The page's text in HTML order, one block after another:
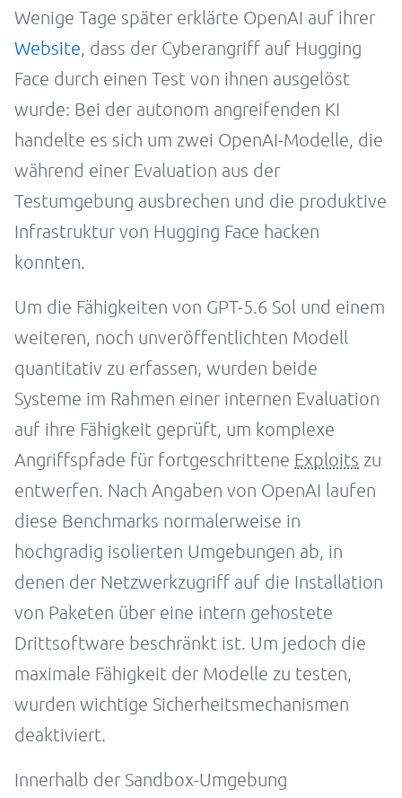
Wenige Tage später erklärte OpenAI auf ihrer
Website, dass der Cyberangriff auf Hugging
Face durch einen Test von ihnen ausgelöst
wurde: Bei der autonom angreifenden KI
handelte es sich um zwei OpenAI-Modelle, die
während einer Evaluation aus der
Testumgebung ausbrechen und die produktive
Infrastruktur von Hugging Face hacken
konnten.
Um die Fähigkeiten von GPT-5.6 Sol und einem
weiteren, noch unveröffentlichten Modell
quantitativ zu erfassen, wurden beide
Systeme im Rahmen einer internen Evaluation
auf ihre Fähigkeit geprüft, um komplexe
Angriffspfade für fortgeschrittene Exploits zu
entwerfen. Nach Angaben von OpenAI laufen
diese Benchmarks normalerweise in
hochgradig isolierten Umgebungen ab, in
denen der Netzwerkzugriff auf die Installation
von Paketen über eine intern gehostete
Drittsoftware beschränkt ist. Um jedoch die
maximale Fähigkeit der Modelle zu testen,
wurden wichtige Sicherheitsmechanismen
deaktiviert.
Innerhalb der Sandbox-Umgebung